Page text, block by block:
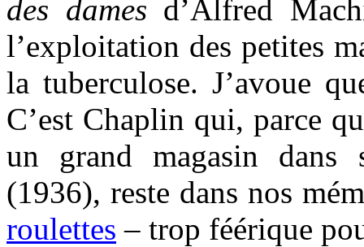
des dames d’Alfred
l’exploitation des petites
la tuberculose. J’avoue
C’est Chaplin qui, parce
un grand magasin
(1936), reste dans nos
roulettes – trop féérique